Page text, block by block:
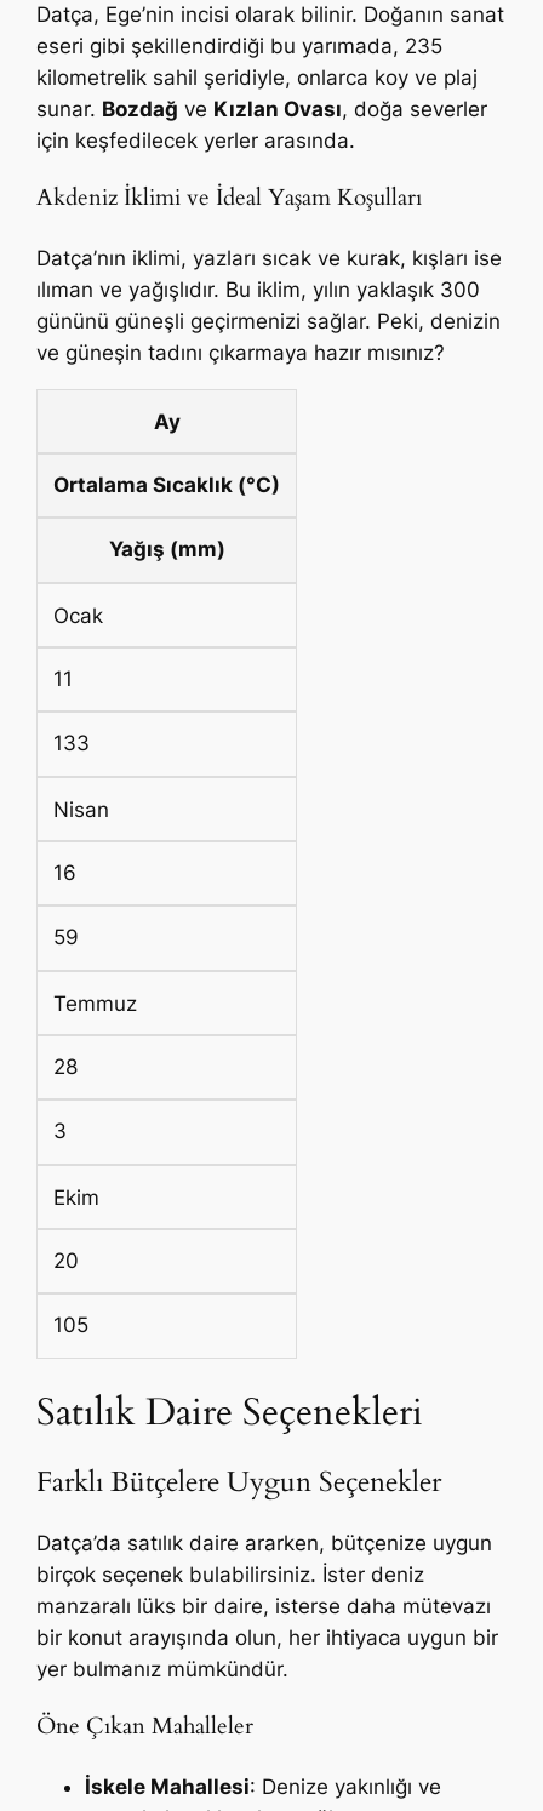
Datça, Ege’nin incisi olarak bilinir. Doğanın sanat
eseri gibi şekillendirdiği bu yarımada, 235
kilometrelik sahil şeridiyle, onlarca koy ve plaj
sunar. Bozdağ ve Kızlan Ovası, doğa severler
için keşfedilecek yerler arasında.
Akdeniz İklimi ve İdeal Yaşam Koşulları
Datça’nın iklimi, yazları sıcak ve kurak, kışları ise
ılıman ve yağışlıdır. Bu iklim, yılın yaklaşık 300
gününü güneşli geçirmenizi sağlar. Peki, denizin
ve güneşin tadını çıkarmaya hazır mısınız?
Ay
Ortalama Sıcaklık (°C)
Yağış (mm)
Ocak
11
133
Nisan
16
59
Temmuz
28
3
Ekim
20
105
Satılık Daire Seçenekleri
Farklı Bütçelere Uygun Seçenekler
Datça’da satılık daire ararken, bütçenize uygun
birçok seçenek bulabilirsiniz. İster deniz
manzaralı lüks bir daire, isterse daha mütevazı
bir konut arayışında olun, her ihtiyaca uygun bir
yer bulmanız mümkündür.
Öne Çıkan Mahalleler
İskele Mahallesi: Denize yakınlığı ve